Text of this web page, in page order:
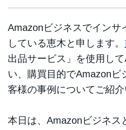
Amazonビジネスでインサ
している恵木と申します。
出品サービス」を使用し
い、購買目的でAmazonビ
客様の事例についてご紹介
本日は、Amazonビジネス